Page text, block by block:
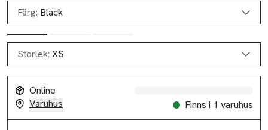
Färg: Black
Storlek: XS
Online
Varuhus
Finns i 1 varuhus